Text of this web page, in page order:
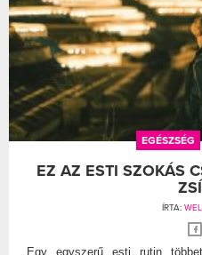
EGÉSZSÉG
EZ AZ ESTI SZOKÁS
ÍRTA:
Egy egyszerű esti rutin